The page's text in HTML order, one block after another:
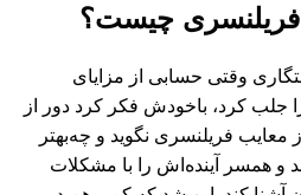
چیست؟
وقتی حسابی از مزایای
جلب کرد، باخودش فکر کرد دور از
فریلنسری نگوید و چه‌بهتر
و همسر آینده‌اش را با مشکلات